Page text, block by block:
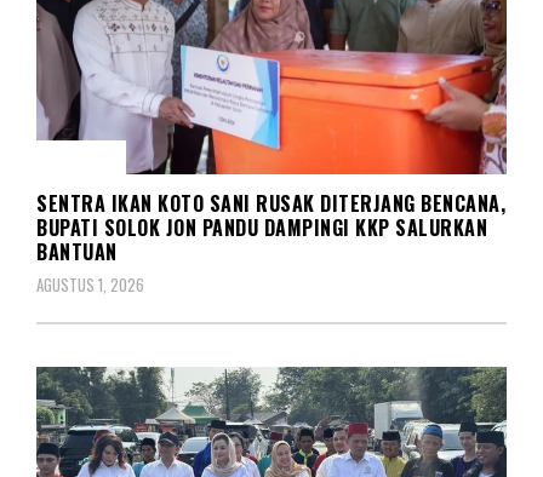
SENTRA IKAN KOTO SANI RUSAK DITERJANG BENCANA,
BUPATI SOLOK JON PANDU DAMPINGI KKP SALURKAN
BANTUAN
AGUSTUS 1, 2026